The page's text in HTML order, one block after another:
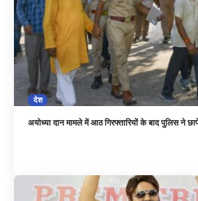
देश
अयोध्या दान मामले में आठ गिरफ्तारियों के बाद पुलिस ने